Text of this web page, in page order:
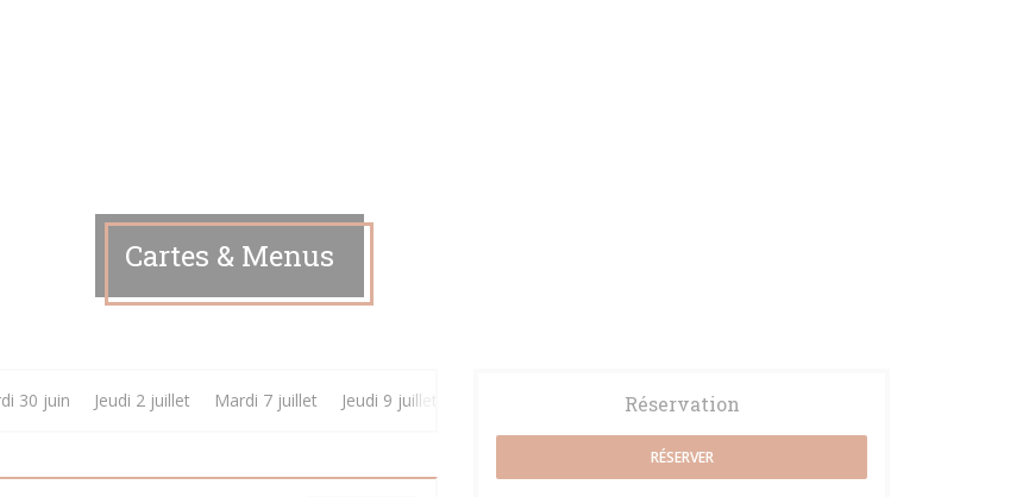
Cartes & Menus
30 juin Jeudi 2 juillet Mardi 7 juillet Jeudi 9 juillet Mardi 21 juillet Jeudi 23 juillet
Réservation
RÉSERVER